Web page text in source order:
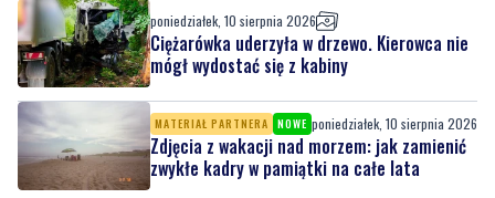
poniedziałek, 10 sierpnia 2026
Ciężarówka uderzyła w drzewo. Kierowca nie
mógł wydostać się z kabiny
MATERIAŁ PARTNERA NOWE poniedziałek, 10 sierpnia 2026
Zdjęcia z wakacji nad morzem: jak zamienić
zwykłe kadry w pamiątki na całe lata